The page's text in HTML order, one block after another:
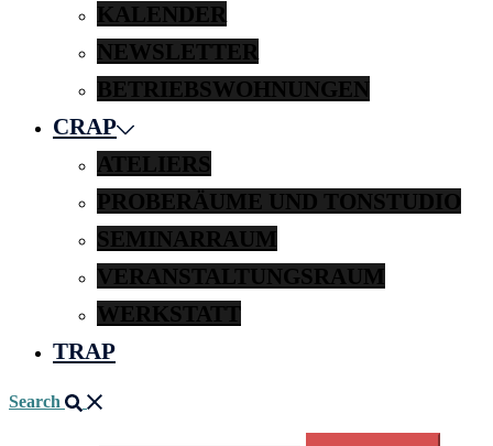
KALENDER
NEWSLETTER
BETRIEBSWOHNUNGEN
CRAP
ATELIERS
PROBERÄUME UND TONSTUDIO
SEMINARRAUM
VERANSTALTUNGSRAUM
WERKSTATT
TRAP
Search